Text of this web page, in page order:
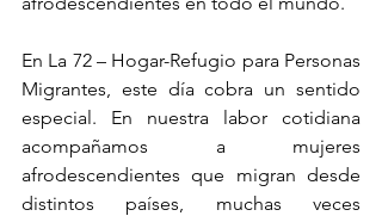
En La 72 – Hogar-Refugio para Personas
Migrantes, este día cobra un sentido
especial. En nuestra labor cotidiana
acompañamos a mujeres
afrodescendientes que migran desde
distintos países, muchas veces